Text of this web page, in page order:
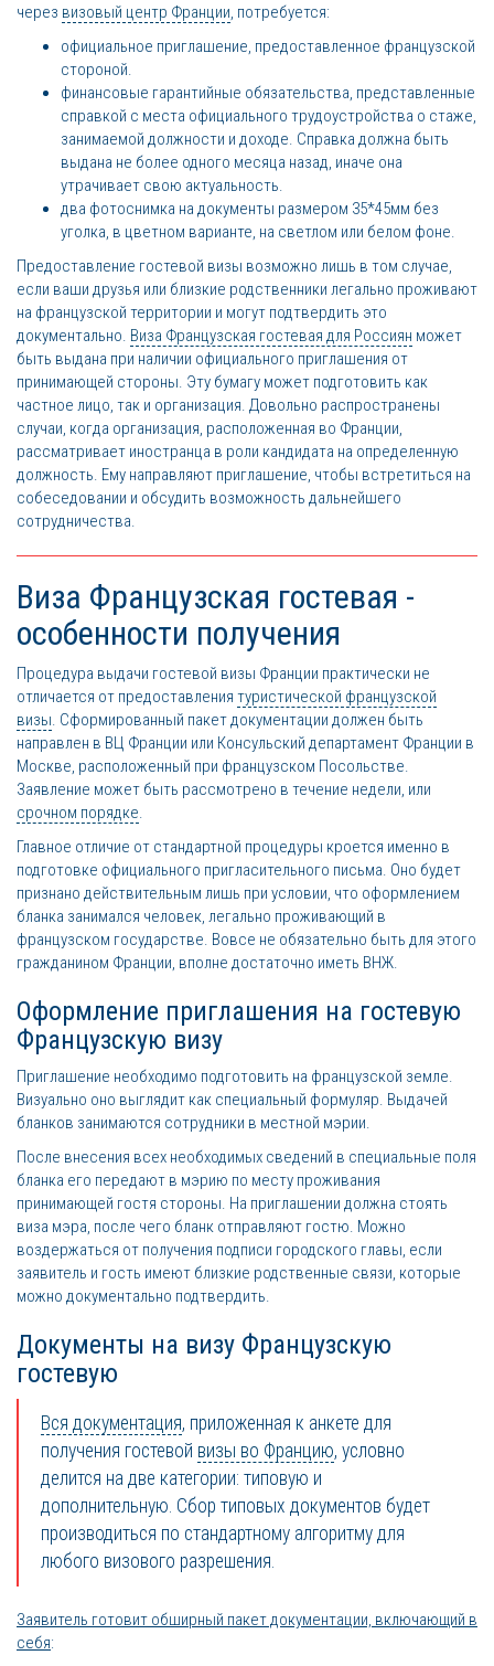
через визовый центр Франции, потребуется:
официальное приглашение, предоставленное французской
стороной.
финансовые гарантийные обязательства, представленные
справкой с места официального трудоустройства о стаже,
занимаемой должности и доходе. Справка должна быть
выдана не более одного месяца назад, иначе она
утрачивает свою актуальность.
два фотоснимка на документы размером 35*45мм без
уголка, в цветном варианте, на светлом или белом фоне.
Предоставление гостевой визы возможно лишь в том случае,
если ваши друзья или близкие родственники легально проживают
на французской территории и могут подтвердить это
документально. Виза Французская гостевая для Россиян может
быть выдана при наличии официального приглашения от
принимающей стороны. Эту бумагу может подготовить как
частное лицо, так и организация. Довольно распространены
случаи, когда организация, расположенная во Франции,
рассматривает иностранца в роли кандидата на определенную
должность. Ему направляют приглашение, чтобы встретиться на
собеседовании и обсудить возможность дальнейшего
сотрудничества.
Виза Французская гостевая -
особенности получения
Процедура выдачи гостевой визы Франции практически не
отличается от предоставления туристической французской
визы. Сформированный пакет документации должен быть
направлен в ВЦ Франции или Консульский департамент Франции в
Москве, расположенный при французском Посольстве.
Заявление может быть рассмотрено в течение недели, или
срочном порядке.
Главное отличие от стандартной процедуры кроется именно в
подготовке официального пригласительного письма. Оно будет
признано действительным лишь при условии, что оформлением
бланка занимался человек, легально проживающий в
французском государстве. Вовсе не обязательно быть для этого
гражданином Франции, вполне достаточно иметь ВНЖ.
Оформление приглашения на гостевую
Французскую визу
Приглашение необходимо подготовить на французской земле.
Визуально оно выглядит как специальный формуляр. Выдачей
бланков занимаются сотрудники в местной мэрии.
После внесения всех необходимых сведений в специальные поля
бланка его передают в мэрию по месту проживания
принимающей гостя стороны. На приглашении должна стоять
виза мэра, после чего бланк отправляют гостю. Можно
воздержаться от получения подписи городского главы, если
заявитель и гость имеют близкие родственные связи, которые
можно документально подтвердить.
Документы на визу Французскую
гостевую
Вся документация, приложенная к анкете для
получения гостевой визы во Францию, условно
делится на две категории: типовую и
дополнительную. Сбор типовых документов будет
производиться по стандартному алгоритму для
любого визового разрешения.
Заявитель готовит обширный пакет документации, включающий в
себя: